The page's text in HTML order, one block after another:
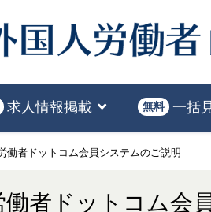
求人情報掲載 無料 一括
働者ドットコム会員システムのご説明
働者ドットコム会